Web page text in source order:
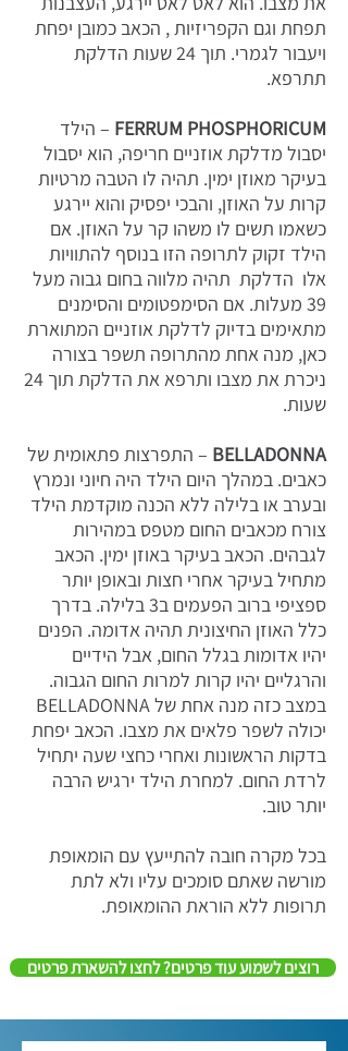
תפחת וגם הקפריזיות , הכאב כמובן יפחת
ויעבור לגמרי. תוך 24 שעות הדלקת
תתרפא.
FERRUM PHOSPHORICUM – הילד
יסבול מדלקת אוזניים חריפה, הוא יסבול
בעיקר מאוזן ימין. תהיה לו הטבה מרטיות
קרות על האוזן, והבכי יפסיק והוא יירגע
כשאמו תשים לו משהו קר על האוזן. אם
הילד זקוק לתרופה הזו בנוסף להתוויות
אלו הדלקת תהיה מלווה בחום גבוה מעל
39 מעלות. אם הסימפטומים והסימנים
מתאימים בדיוק לדלקת אוזניים המתוארת
כאן, מנה אחת מהתרופה תשפר בצורה
ניכרת את מצבו ותרפא את הדלקת תוך 24
שעות.
BELLADONNA – התפרצות פתאומית של
כאבים. במהלך היום הילד היה חיוני ונמרץ
ובערב או בלילה ללא הכנה מוקדמת הילד
צורח מכאבים החום מטפס במהירות
לגבהים. הכאב בעיקר באוזן ימין. הכאב
מתחיל בעיקר אחרי חצות ובאופן יותר
ספציפי ברוב הפעמים ב3 בלילה. בדרך
כלל האוזן החיצונית תהיה אדומה. הפנים
יהיו אדומות בגלל החום, אבל הידיים
והרגליים יהיו קרות למרות החום הגבוה.
יכולה לשפר פלאים את מצבו. הכאב יפחת
בדקות הראשונות ואחרי כחצי שעה יתחיל
לרדת החום. למחרת הילד ירגיש הרבה
יותר טוב.
בכל מקרה חובה להתייעץ עם הומאופת
מורשה שאתם סומכים עליו ולא לתת
תרופות ללא הוראת ההומאופת.
רוצים לשמוע עוד פרטים? לחצו להשארת פרטים